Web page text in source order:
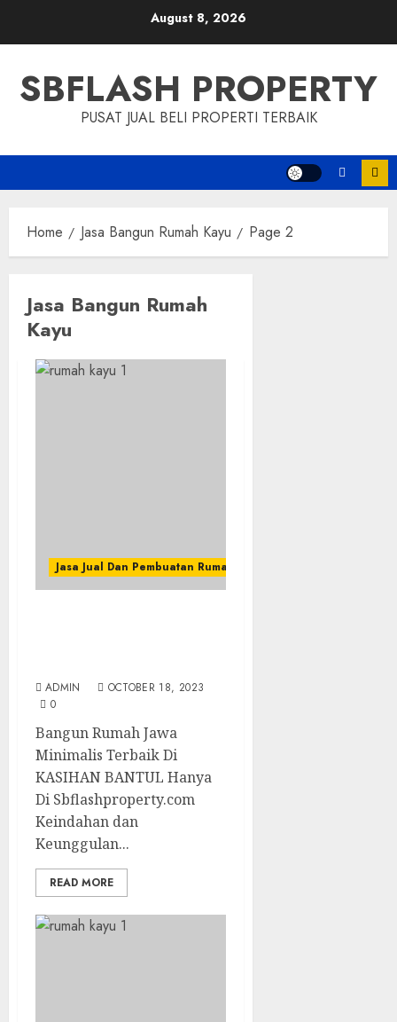
August 8, 2026
SBFLASH PROPERTY
PUSAT JUAL BELI PROPERTI TERBAIK
Home Jasa Bangun Rumah Kayu Page 2
Jasa Bangun Rumah
Kayu
Jasa Jual Dan Pembuatan Rumah Kayu
ADMIN
OCTOBER 18, 2023
0
Bangun Rumah Jawa
Minimalis Terbaik Di
KASIHAN BANTUL Hanya
Di Sbflashproperty.com
Keindahan dan
Keunggulan...
READ MORE